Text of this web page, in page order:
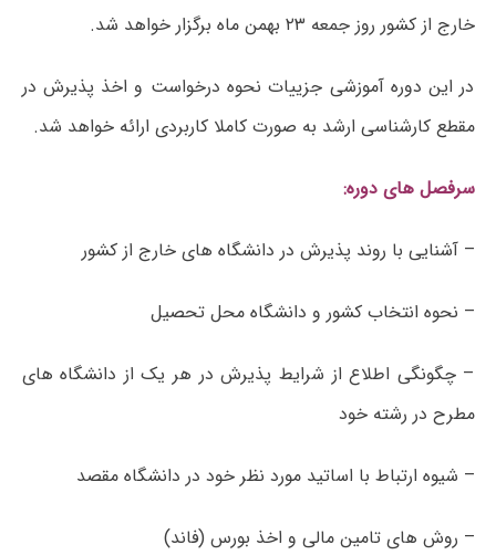
خارج از کشور روز جمعه ۲۳ بهمن ماه برگزار خواهد شد.
در این دوره آموزشی جزییات نحوه درخواست و اخذ پذیرش در
مقطع کارشناسی ارشد به صورت کاملا کاربردی ارائه خواهد شد.
سرفصل های دوره:
– آشنایی با روند پذیرش در دانشگاه های خارج از کشور
– نحوه انتخاب کشور و دانشگاه محل تحصیل
– چگونگی اطلاع از شرایط پذیرش در هر یک از دانشگاه های
مطرح در رشته خود
– شیوه ارتباط با اساتید مورد نظر خود در دانشگاه مقصد
– روش های تامین مالی و اخذ بورس (فاند)